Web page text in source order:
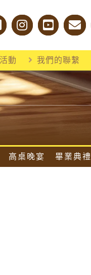
動 我們的聯繫
高桌晚宴 畢業典禮